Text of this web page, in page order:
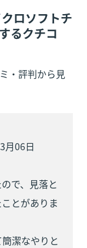
ロソフトチ
るクチコ
・評判から見
月06日
で、見落と
とがありま
潔なやりと